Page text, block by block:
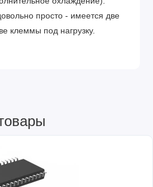
просто - имеется две
клеммы под нагрузку.